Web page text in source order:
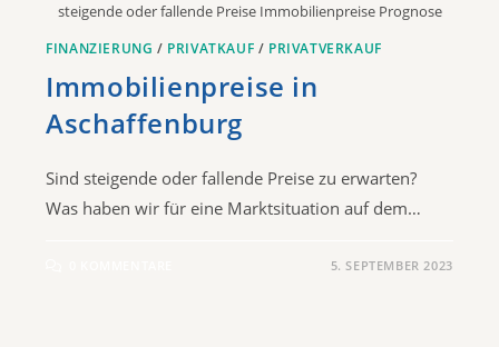
steigende oder fallende Preise Immobilienpreise Prognose
FINANZIERUNG / PRIVATKAUF / PRIVATVERKAUF
Immobilienpreise in
Aschaffenburg
Sind steigende oder fallende Preise zu erwarten?
Was haben wir für eine Marktsituation auf dem…
5. SEPTEMBER 2023